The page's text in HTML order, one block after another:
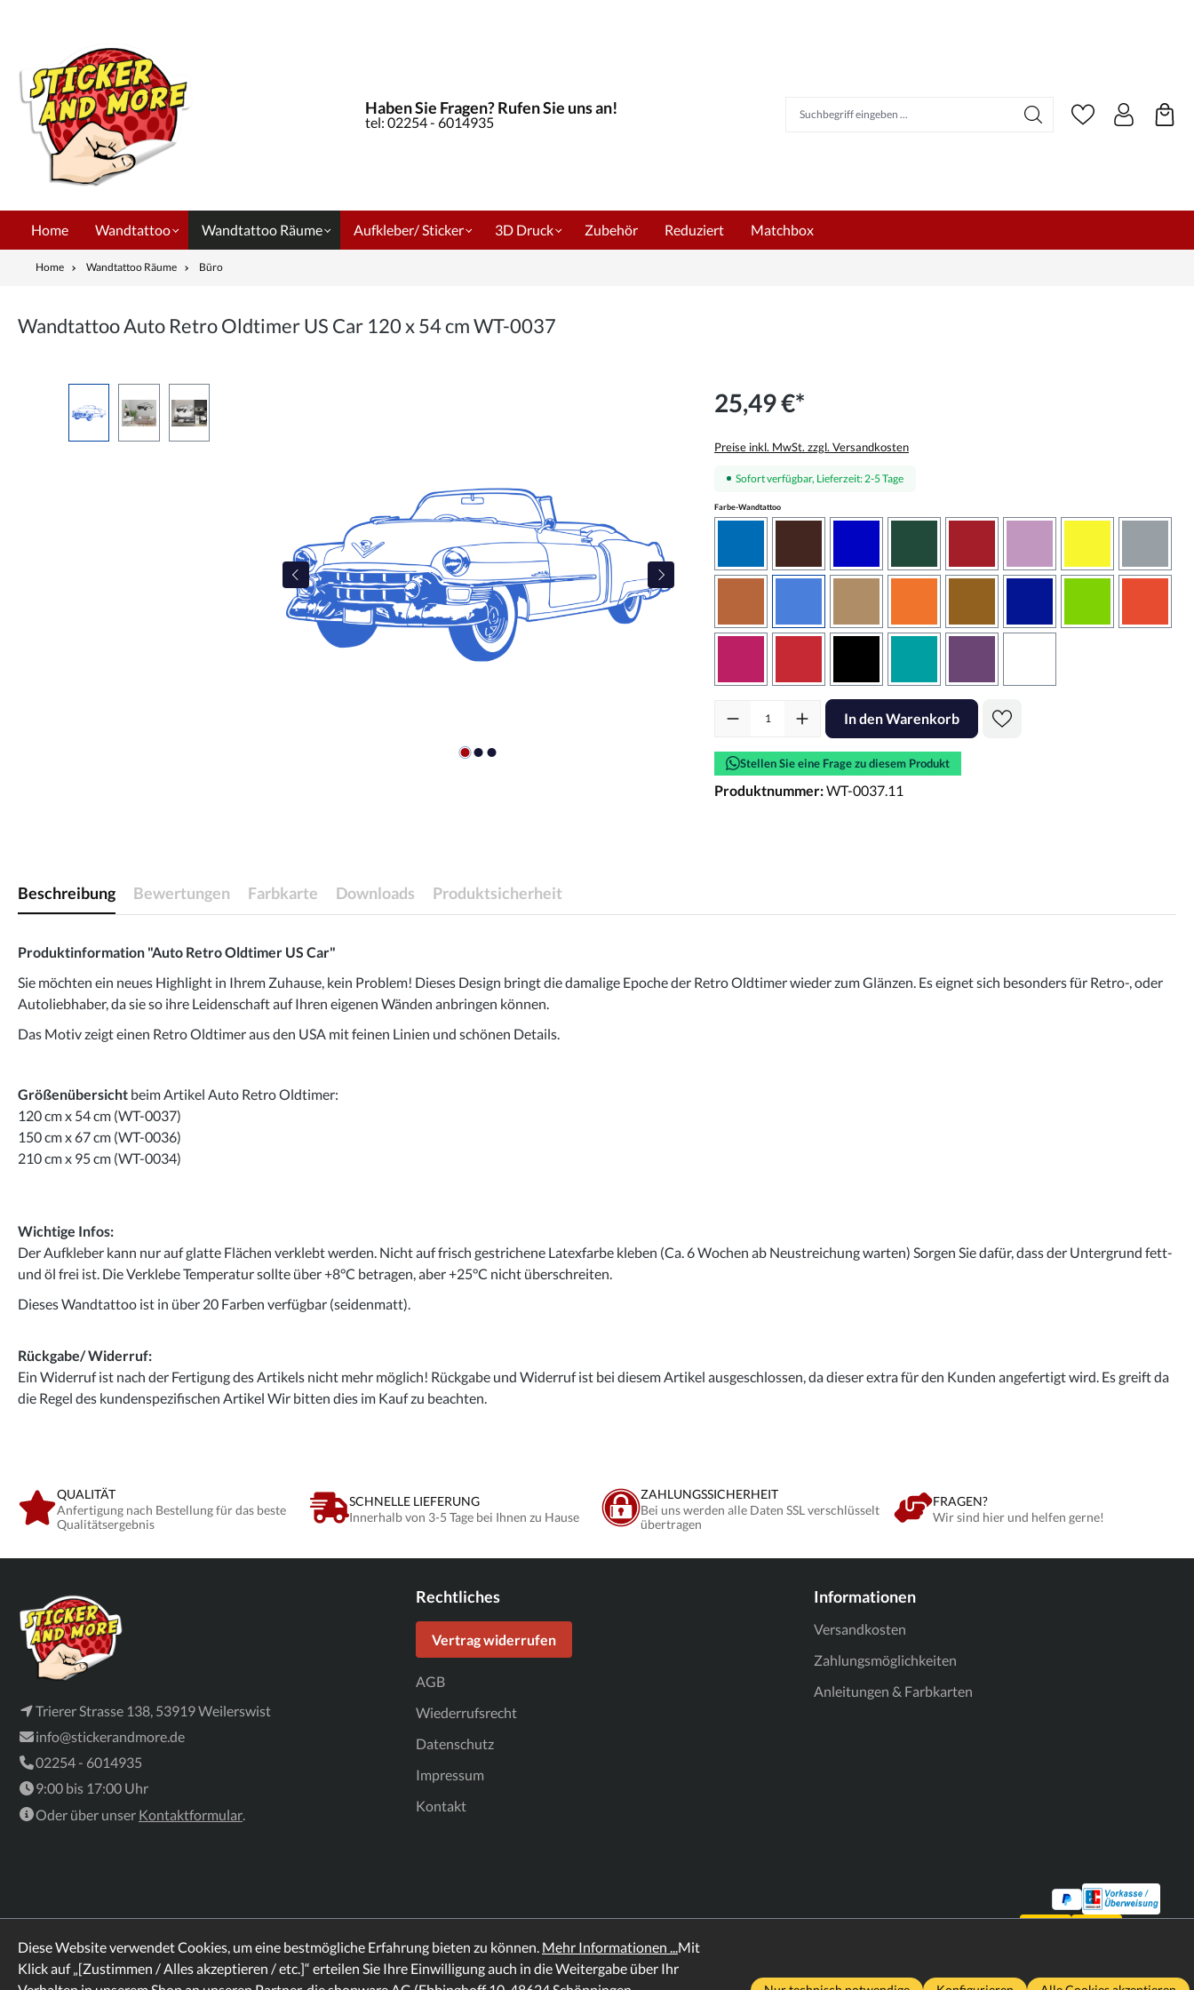
Haben Sie Fragen? Rufen Sie uns an!
tel: 02254 - 6014935
Home Wandtattoo Wandtattoo Räume Aufkleber/ Sticker 3D Druck Zubehör Reduziert Matchbox
Home Wandtattoo Räume Büro
Wandtattoo Auto Retro Oldtimer US Car 120 x 54 cm WT-0037
25,49 €*
Preise inkl. MwSt. zzgl. Versandkosten
Sofort verfügbar, Lieferzeit: 2-5 Tage
Farbe-Wandtattooauswählen
Produkt Anzahl: Gib den gewünschten Wert ein oder benutze die Schaltflächen
In den Warenkorb
Stellen Sie eine Frage zu diesem Produkt
Produktnummer:WT-0037.11
Beschreibung Bewertungen Farbkarte Downloads Produktsicherheit
Produktinformation "Auto Retro Oldtimer US Car"
Sie möchten ein neues Highlight in Ihrem Zuhause, kein Problem! Dieses Design bringt die damalige Epoche der Retro Oldtimer wieder zum Glänzen. Es eignet sich besonders für Retro-, oder
Autoliebhaber, da sie so ihre Leidenschaft auf Ihren eigenen Wänden anbringen können.
Das Motiv zeigt einen Retro Oldtimer aus den USA mit feinen Linien und schönen Details.
Größenübersicht beim Artikel Auto Retro Oldtimer:
120 cm x 54 cm (WT-0037)
150 cm x 67 cm (WT-0036)
210 cm x 95 cm (WT-0034)
Wichtige Infos:
Der Aufkleber kann nur auf glatte Flächen verklebt werden. Nicht auf frisch gestrichene Latexfarbe kleben (Ca. 6 Wochen ab Neustreichung warten) Sorgen Sie dafür, dass der Untergrund fett-
und öl frei ist. Die Verklebe Temperatur sollte über +8°C betragen, aber +25°C nicht überschreiten.
Dieses Wandtattoo ist in über 20 Farben verfügbar (seidenmatt).
Rückgabe/ Widerruf:
Ein Widerruf ist nach der Fertigung des Artikels nicht mehr möglich! Rückgabe und Widerruf ist bei diesem Artikel ausgeschlossen, da dieser extra für den Kunden angefertigt wird. Es greift da
die Regel des kundenspezifischen Artikel Wir bitten dies im Kauf zu beachten.
QUALITÄT
Anfertigung nach Bestellung für das beste
Qualitätsergebnis
SCHNELLE LIEFERUNG
Innerhalb von 3-5 Tage bei Ihnen zu Hause
ZAHLUNGSSICHERHEIT
Bei uns werden alle Daten SSL verschlüsselt
übertragen
FRAGEN?
Wir sind hier und helfen gerne!
Trierer Strasse 138, 53919 Weilerswist
info@stickerandmore.de
02254 - 6014935
9:00 bis 17:00 Uhr
Oder über unser Kontaktformular.
Rechtliches
Vertrag widerrufen
AGB
Wiederrufsrecht
Datenschutz
Impressum
Kontakt
Informationen
Versandkosten
Zahlungsmöglichkeiten
Anleitungen & Farbkarten
Diese Website verwendet Cookies, um eine bestmögliche Erfahrung bieten zu können. Mehr Informationen ...Mit
Klick auf „[Zustimmen / Alles akzeptieren / etc.]“ erteilen Sie Ihre Einwilligung auch in die Weitergabe über Ihr